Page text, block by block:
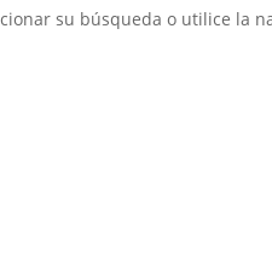
su búsqueda o utilice la